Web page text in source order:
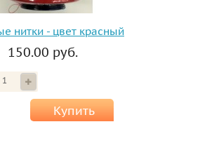
нитки - цвет красный
150.00 руб.
Купить